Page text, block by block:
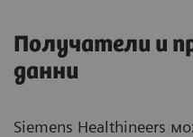
Получатели и
данни
Siemens Healthineers